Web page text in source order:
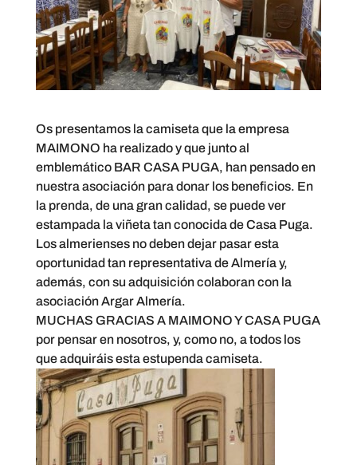
Os presentamos la camiseta que la empresa
MAIMONO ha realizado y que junto al
emblemático BAR CASA PUGA, han pensado en
nuestra asociación para donar los beneficios. En
la prenda, de una gran calidad, se puede ver
estampada la viñeta tan conocida de Casa Puga.
Los almerienses no deben dejar pasar esta
oportunidad tan representativa de Almería y,
además, con su adquisición colaboran con la
asociaciónArgar Almería.
MUCHAS GRACIAS A MAIMONO Y CASA PUGA
por pensar en nosotros, y, como no, a todos los
que adquiráis esta estupenda camiseta.